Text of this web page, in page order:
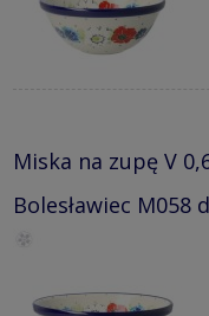
Miska na zupę V
Bolesławiec M058